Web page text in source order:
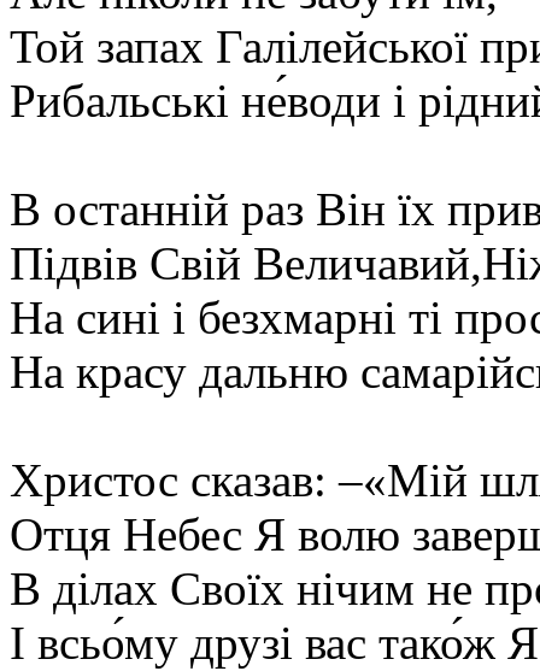
Той запах Галілейської
Рибальські не́води і
В останній раз Він їх
Підвів Свій
На сині і безхмарні ті
На красу дальню
Христос сказав: –«Мій
Отця Небес Я волю
В ділах Своїх нічим не
І всьо́му друзі вас тако́ж